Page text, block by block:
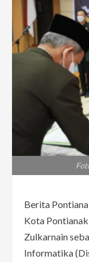
Berita
Kota
Zulkarnain
Informatika